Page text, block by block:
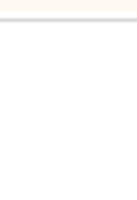
hier direkt den Link